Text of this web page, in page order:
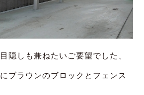
隠しも兼ねたいご要望でした、
ブラウンのブロックとフェンス